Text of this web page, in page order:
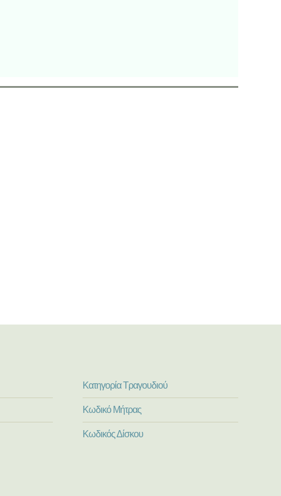
Κατηγορία Τραγουδιού
Κωδικό Μήτρας
Κωδικός Δίσκου